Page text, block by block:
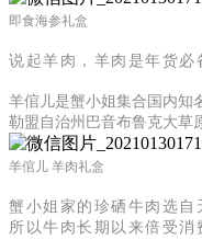
即食海参礼盒
说起羊肉，羊肉是年货
羊倌儿是蟹小姐集合国内
勒盟自治州巴音布鲁克大
羊倌儿 羊肉礼盒
蟹小姐家的珍硒牛肉选
所以牛肉长期以来倍受消